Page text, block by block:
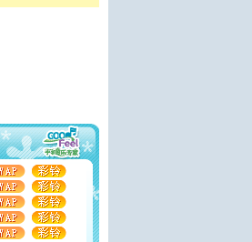
千万要健康！千万
！
是这样的日子才
!新年要快乐!天天
日子里,愿幸福,
在.圣诞快乐!
电；没有你我会